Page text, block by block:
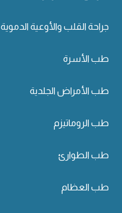
جراحة القلب والأوعية الدموية
طب الأسرة
طب الأمراض الجلدية
طب الروماتيزم
طب الطوارئ
طب العظام